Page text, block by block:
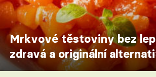
Mrkvové těstoviny bez
zdravá a originální